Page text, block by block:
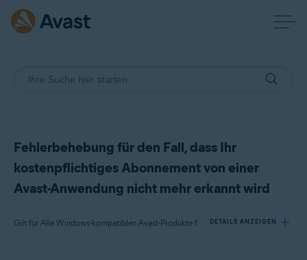
Fehlerbehebung für den Fall, dass Ihr
kostenpflichtiges Abonnement von einer
Avast-Anwendung nicht mehr erkannt wird
Gilt für Alle Windows-kompatiblen Avast-Produkte für Privatanwender DETAILS ANZEIGEN